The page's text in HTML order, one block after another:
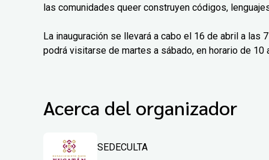
las comunidades queer construyen códigos,
La inauguración se llevará a cabo el 16 de abril a las
podrá visitarse de martes a sábado, en horario de 10
Acerca del organizador
SEDECULTA